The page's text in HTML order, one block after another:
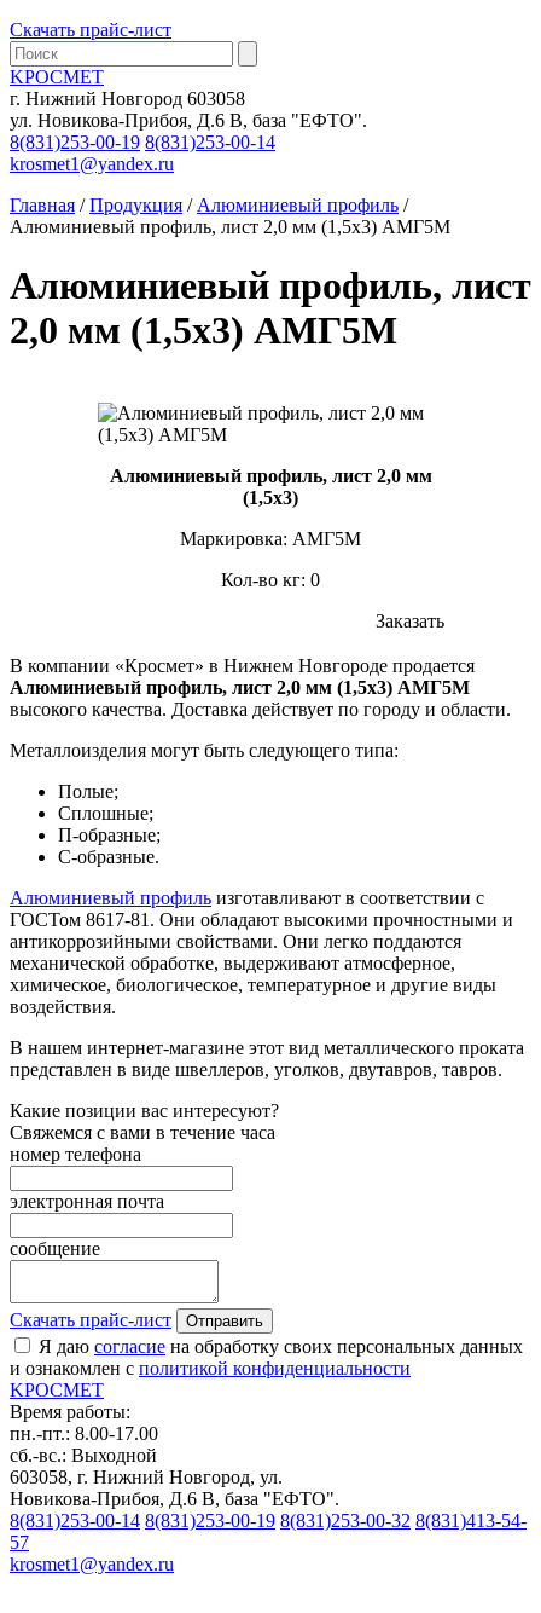
Скачать прайс-лист
KРОСМЕТ
г. Нижний Новгород 603058
ул. Новикова-Прибоя, Д.6 В, база "ЕФТО".
8(831)253-00-19 8(831)253-00-14
krosmet1@yandex.ru
Главная /Продукция / Алюминиевый профиль /
Алюминиевый профиль, лист 2,0 мм (1,5х3) АМГ5М
Алюминиевый профиль, лист
2,0 мм (1,5х3) АМГ5М
Алюминиевый профиль, лист 2,0 мм
(1,5х3)
Маркировка: АМГ5М
Кол-во кг: 0
Заказать
В компании «Кросмет» в Нижнем Новгороде продается
Алюминиевый профиль, лист 2,0 мм (1,5х3) АМГ5М
высокого качества. Доставка действует по городу и области.
Металлоизделия могут быть следующего типа:
Полые;
Сплошные;
П-образные;
С-образные.
Алюминиевый профиль изготавливают в соответствии с
ГОСТом 8617-81. Они обладают высокими прочностными и
антикоррозийными свойствами. Они легко поддаются
механической обработке, выдерживают атмосферное,
химическое, биологическое, температурное и другие виды
воздействия.
В нашем интернет-магазине этот вид металлического проката
представлен в виде швеллеров, уголков, двутавров, тавров.
Какие позиции вас интересуют?
Свяжемся с вами в течение часа
номер телефона
электронная почта
сообщение
Скачать прайс-лист Отправить
Я даю согласие на обработку своих персональных данных
и ознакомлен с политикой конфиденциальности
KРОСМЕТ
Время работы:
пн.-пт.: 8.00-17.00
сб.-вс.: Выходной
603058, г. Нижний Новгород, ул.
Новикова-Прибоя, Д.6 В, база "ЕФТО".
8(831)253-00-14 8(831)253-00-19 8(831)253-00-32 8(831)413-54-
57
krosmet1@yandex.ru